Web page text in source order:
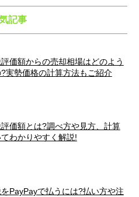
記事
価額からの売却相場はどのよう
実勢価格の計算方法もご紹介
価額とは?調べ方や見方、計算
わかりやすく解説!
PayPayで払うには?払い方や注